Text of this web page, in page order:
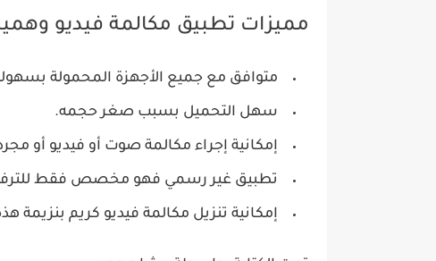
مميزات تطبيق مكالمة فيديو
متوافق مع جميع الأجهزة المحمولة
سهل التحميل بسبب صغر حجمه.
إمكانية إجراء مكالمة صوت أو فيديو أو
تطبيق غير رسمي فهو مخصص فقط
إمكانية تنزيل مكالمة فيديو كريم